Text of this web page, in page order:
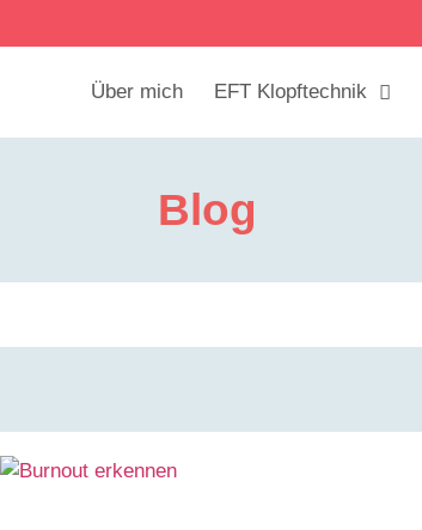
Über mich EFT Klopftechnik
Blog